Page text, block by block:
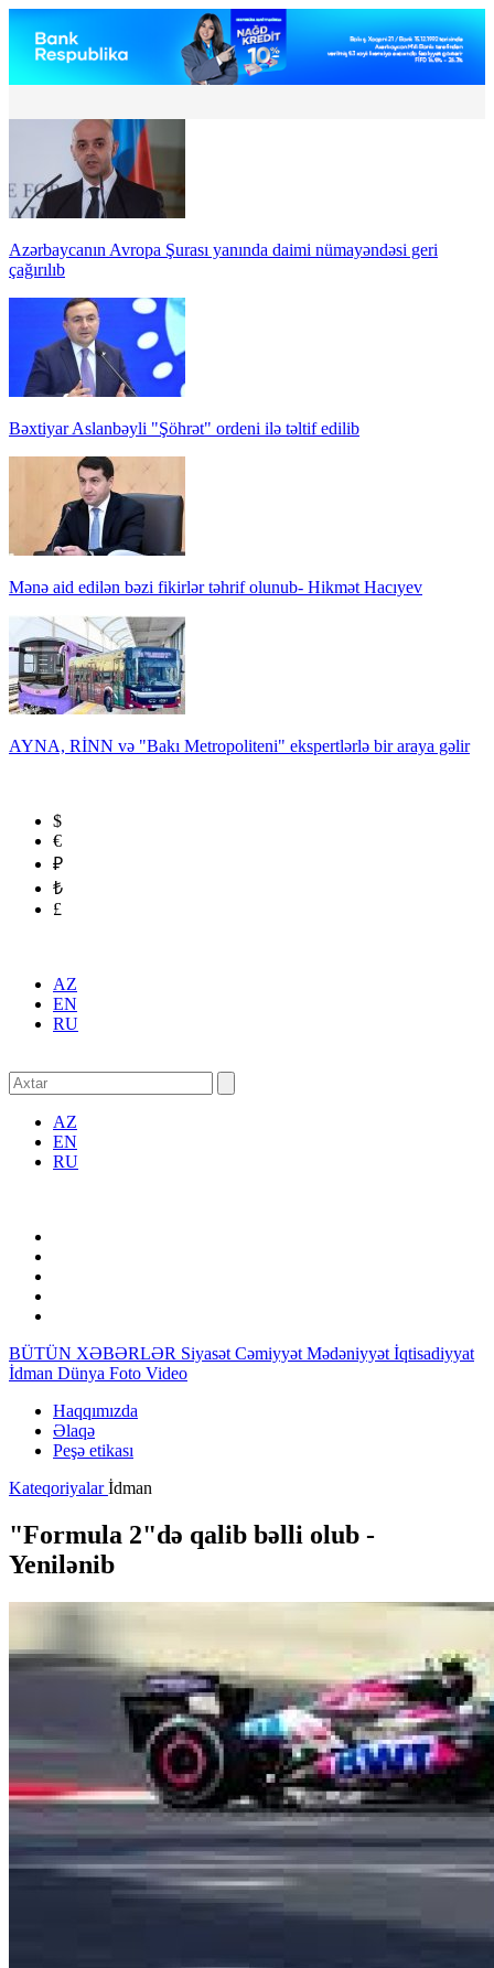
Azərbaycanın Avropa Şurası yanında daimi nümayəndəsi geri
çağırılıb
Bəxtiyar Aslanbəyli "Şöhrət" ordeni ilə təltif edilib
Mənə aid edilən bəzi fikirlər təhrif olunub- Hikmət Hacıyev
AYNA, RİNN və "Bakı Metropoliteni" ekspertlərlə bir araya gəlir
$
€
₽
₺
£
AZ
EN
RU
AZ
EN
RU
BÜTÜN XƏBƏRLƏR Siyasət Cəmiyyət Mədəniyyət İqtisadiyyat
İdman Dünya Foto Video
Haqqımızda
Əlaqə
Peşə etikası
Kateqoriyalarİdman
"Formula 2"də qalib bəlli olub -
Yenilənib